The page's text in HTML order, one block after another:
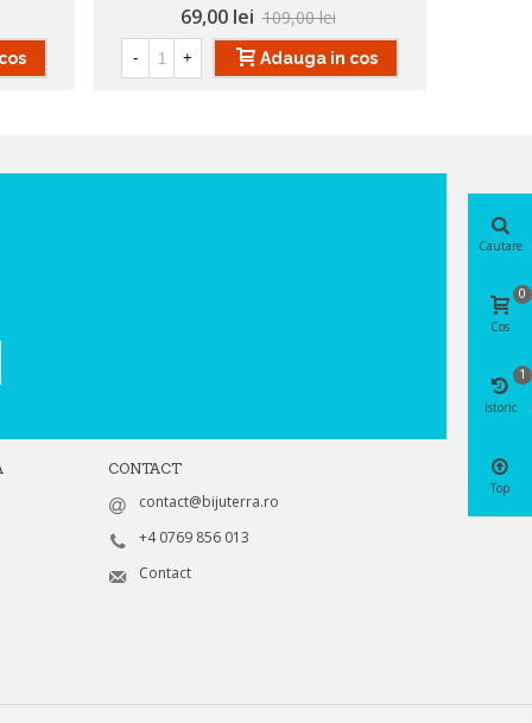
69,00 lei 109,00 lei
- + Adauga in cos
CONTACT
contact@bijuterra.ro
+4 0769 856 013
Contact
Cautare
Cos
0
Istoric
1
Top